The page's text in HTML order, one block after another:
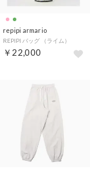
repipi armario
REPIPI バッグ （ライム）
￥22,000